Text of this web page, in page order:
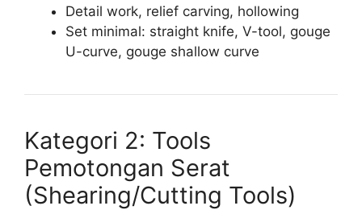
Detail work, relief carving, hollowing
Set minimal: straight knife, V-tool, gouge
U-curve, gouge shallow curve
Kategori 2: Tools
Pemotongan Serat
(Shearing/Cutting Tools)